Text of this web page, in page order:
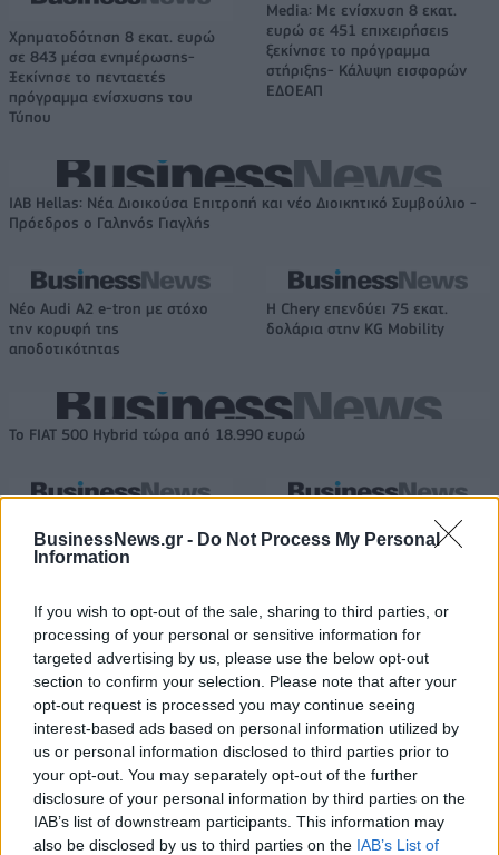
BusinessNews.gr - Do Not Process My Personal
Information
If you wish to opt-out of the sale, sharing to third parties, or
processing of your personal or sensitive information for
targeted advertising by us, please use the below opt-out
section to confirm your selection. Please note that after your
opt-out request is processed you may continue seeing
interest-based ads based on personal information utilized by
us or personal information disclosed to third parties prior to
your opt-out. You may separately opt-out of the further
disclosure of your personal information by third parties on the
IAB’s list of downstream participants. This information may
also be disclosed by us to third parties on the IAB’s List of
Χρηματοδότηση 8 εκατ. ευρώ
σε 843 μέσα ενημέρωσης-
Ξεκίνησε το πενταετές
πρόγραμμα ενίσχυσης του
Τύπου
Media: Με ενίσχυση 8 εκατ.
ευρώ σε 451 επιχειρήσεις
ξεκίνησε το πρόγραμμα
στήριξης- Κάλυψη εισφορών
ΕΔΟΕΑΠ
IAB Hellas: Νέα Διοικούσα Επιτροπή και νέο Διοικητικό Συμβούλιο -
Πρόεδρος ο Γαληνός Γιαγλής
Νέο Audi A2 e-tron με στόχο
την κορυφή της
αποδοτικότητας
Η Chery επενδύει 75 εκατ.
δολάρια στην KG Mobility
Το FIAT 500 Hybrid τώρα από 18.990 ευρώ
Λεν κόντρα στην Ελλάδα
Πάρκερ: «Όνειρό μου να
κατακτήσω το ΝΒΑ Europe με τη
HELLENiQ ENERGY: Κέρδη 393 εκατ. ευρώ στο α' εξάμηνο – Στα 734
εκατ. ευρώ τα EBITDA
Viohalco: Αυξημένος κατά 14%
ο τζίρος στο α' εξάμηνο, στα 4,3
δισ. ευρώ – Στα 446 εκατ. ευρώ
ΥΠΕΘΟΟ: Νέες επενδύσεις 1
δισ. ευρώ ως το 2028 για την
Ενέργεια